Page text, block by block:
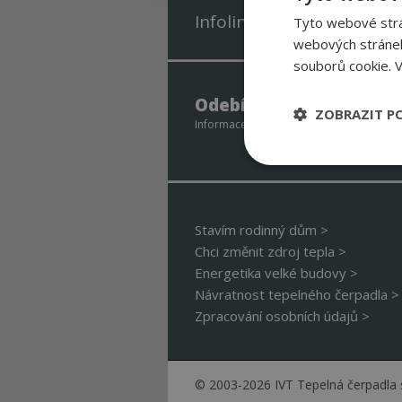
Infolinka zdarma 800
Odebírejte newsletter
Informace o slevových akcích – ukázky
Stavím rodinný dům >
Chci změnit zdroj tepla >
Energetika velké budovy >
Návratnost tepelného čerpadla >
Zpracování osobních údajů >
© 2003-2026 IVT Tepelná čerpadla
Tyto webové
webových
souborů cookie.
ZOBRAZIT
Nezbytně
soubory
Nezbytně nutné
Název